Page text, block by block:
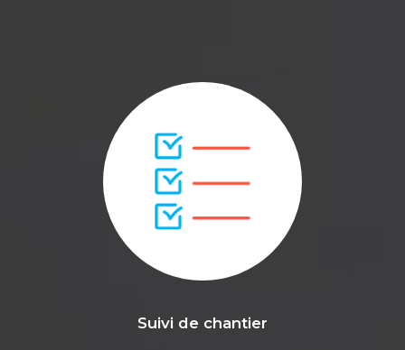
Suivi de chantier